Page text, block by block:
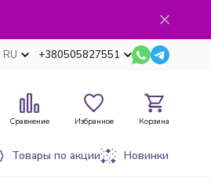
RU +380505827551
Сравнение Избранное Корзина
Товары по акции Новинки